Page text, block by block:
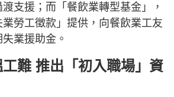
支援；而「餐飲業轉型基金」，
勞工徵款」提供，向餐飲業工友
業援助金。
難 推出「初入職場」資